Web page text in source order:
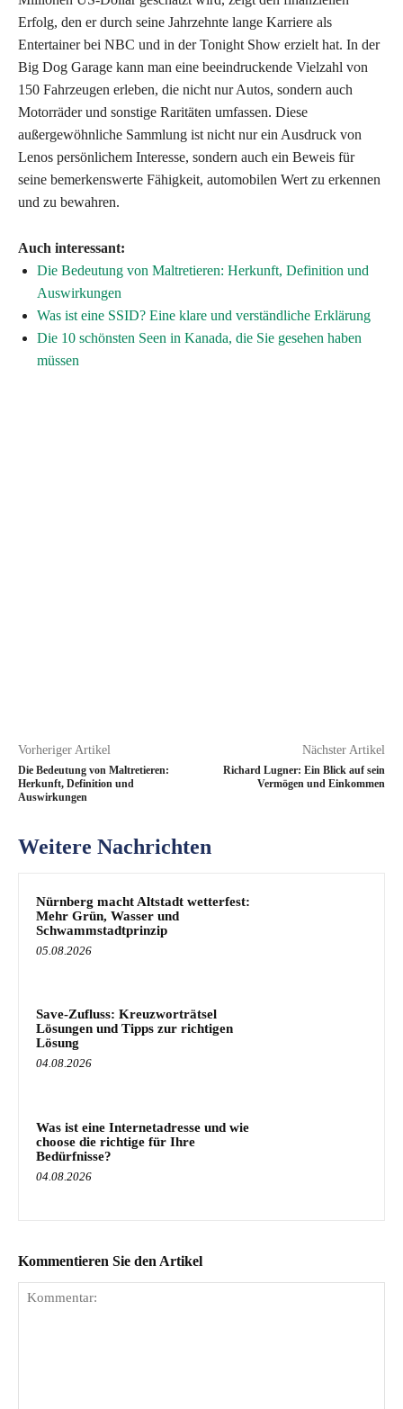
Erfolg, den er durch seine Jahrzehnte lange Karriere als
Entertainer bei NBC und in der Tonight Show erzielt hat. In der
Big Dog Garage kann man eine beeindruckende Vielzahl von
150 Fahrzeugen erleben, die nicht nur Autos, sondern auch
Motorräder und sonstige Raritäten umfassen. Diese
außergewöhnliche Sammlung ist nicht nur ein Ausdruck von
Lenos persönlichem Interesse, sondern auch ein Beweis für
seine bemerkenswerte Fähigkeit, automobilen Wert zu erkennen
und zu bewahren.
Auch interessant:
Die Bedeutung von Maltretieren: Herkunft, Definition und
Auswirkungen
Was ist eine SSID? Eine klare und verständliche Erklärung
Die 10 schönsten Seen in Kanada, die Sie gesehen haben
müssen
Vorheriger Artikel
Die Bedeutung von Maltretieren:
Herkunft, Definition und
Auswirkungen
Nächster Artikel
Richard Lugner: Ein Blick auf sein
Vermögen und Einkommen
Weitere Nachrichten
Nürnberg macht Altstadt wetterfest:
Mehr Grün, Wasser und
Schwammstadtprinzip
05.08.2026
Save-Zufluss: Kreuzworträtsel
Lösungen und Tipps zur richtigen
Lösung
04.08.2026
Was ist eine Internetadresse und wie
choose die richtige für Ihre
Bedürfnisse?
04.08.2026
Kommentieren Sie den Artikel